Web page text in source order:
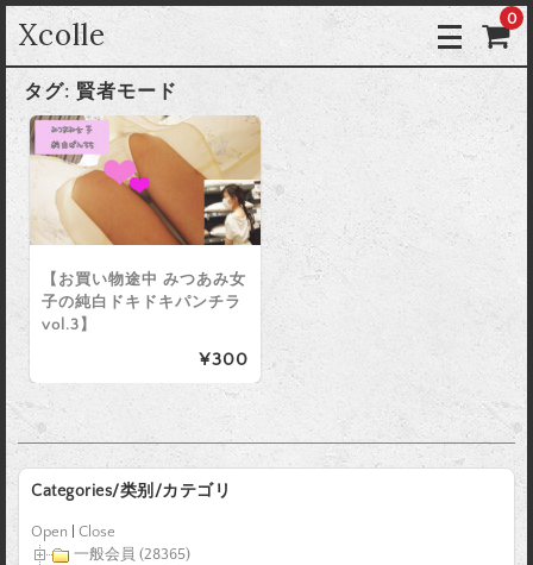
Xcolle 0
タグ: 賢者モード
【お買い物途中 みつあみ女
子の純白ドキドキパンチラ
vol.3】
¥300
Categories/类别/カテゴリ
Open
Close
一般会員 (28365)